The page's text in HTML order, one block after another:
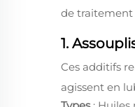
de traitement
1.
Ces additifs
agissent en